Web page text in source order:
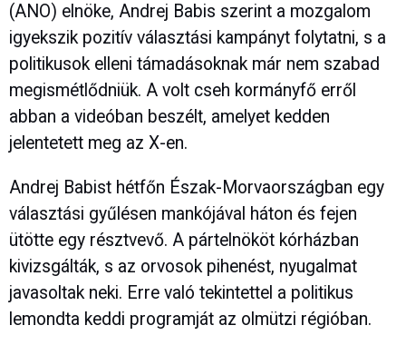
(ANO) elnöke, Andrej Babis szerint a mozgalom
igyekszik pozitív választási kampányt folytatni, s a
politikusok elleni támadásoknak már nem szabad
megismétlődniük. A volt cseh kormányfő erről
abban a videóban beszélt, amelyet kedden
jelentetett meg az X-en.
Andrej Babist hétfőn Észak-Morvaországban egy
választási gyűlésen mankójával háton és fejen
ütötte egy résztvevő. A pártelnököt kórházban
kivizsgálták, s az orvosok pihenést, nyugalmat
javasoltak neki. Erre való tekintettel a politikus
lemondta keddi programját az olmützi régióban.